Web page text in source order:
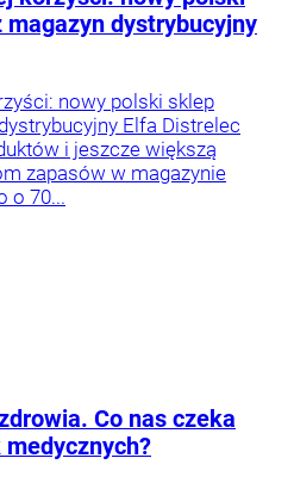
dystrybucyjny
nowy polski sklep
Elfa Distrelec
i jeszcze większą
zapasów w magazynie
o 70...
Co nas czeka